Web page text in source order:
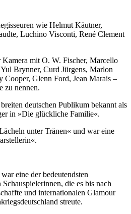
wie Helmut Käutner,
Luchino Visconti, René Clement
Kamera mit O. W. Fischer, Marcello
Brynner, Curd Jürgens, Marlon
Cooper, Glenn Ford, Jean Marais –
zu nennen.
deutschen Publikum bekannt als
in »Die glückliche Familie«.
unter Tränen« und war eine
eine der bedeutendsten
Schauspielerinnen, die es bis nach
und internationalen Glamour
streute.